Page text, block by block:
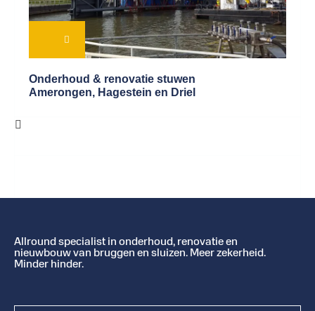
Onderhoud & renovatie stuwen
Amerongen, Hagestein en Driel
Allround specialist in onderhoud, renovatie en
nieuwbouw van bruggen en sluizen. Meer zekerheid.
Minder hinder.